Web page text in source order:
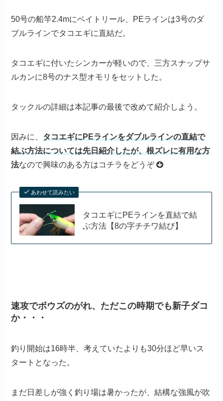
50号の船竿2.4mにベイトリール、PEラインは3号のダ
ブルラインでタコエギに直結だ。
タコエギに付いたシンカーが軽いので、三方スナップサ
ルカンに8号のナス型オモリをセットした。
タックルの詳細は本記事の最後で改めて紹介しよう。
因みに、タコエギにPEラインをダブルラインの直結で
結ぶ方法については先日紹介したが、根ズレに有用な方
法なので興味のある方はコチラをどうぞ
あわせて読みたい
タコエギにPEラインを直結で結
ぶ方法【8の字チチワ結び】
速攻でボウズのがれ、ただこの時期でも新子ダコ
か・・・
釣り開始は16時半、考えていたよりも30分ほど早いス
タートとなった。
まだ日差しが強く釣り場は暑かったが、結構な強風が吹